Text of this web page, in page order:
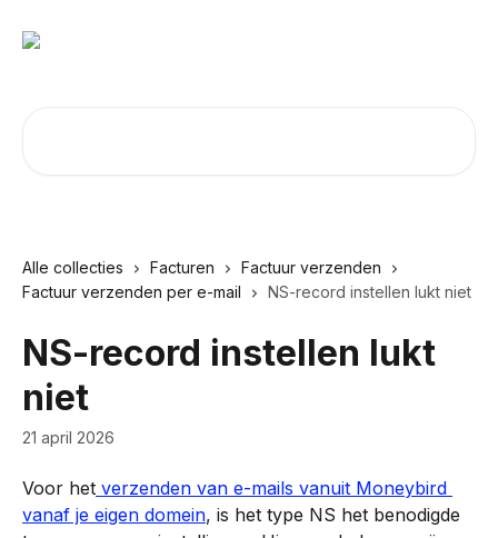
Alle collecties Facturen
Factuur verzenden
Factuur verzenden per e-mail
NS-record instellen lukt niet
NS-record instellen lukt
niet
21 april 2026
Voor het verzenden van e-mails vanuit Moneybird
vanaf je eigen domein, is het type NS het benodigde